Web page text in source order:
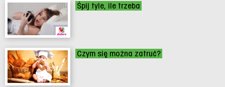
Śpij tyle, ile trzeba
Czym się można zatruć?